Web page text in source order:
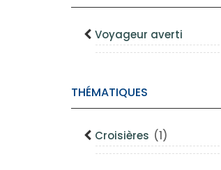
Voyageur averti
THÉMATIQUES
Croisières (1)